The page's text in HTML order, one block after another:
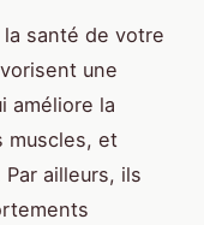
la santé de votre
une
améliore la
muscles, et
ailleurs, ils